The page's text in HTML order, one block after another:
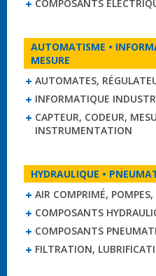
COMPOSANTS
AUTOMATISME •
MESURE
AUTOMATES,
INFORMATIQUE
CAPTEUR, CODEUR,
INSTRUMENTATION
HYDRAULIQUE •
AIR COMPRIMÉ, POMPES,
COMPOSANTS
COMPOSANTS
FILTRATION,